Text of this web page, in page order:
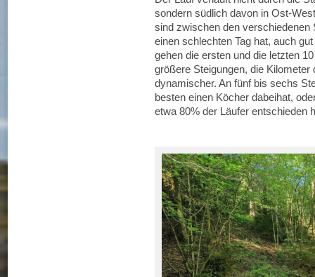
sondern südlich davon in Ost-
sind zwischen den
einen schlechten Tag hat, auch
gehen die ersten und die letzten
größere Steigungen, die
dynamischer. An fünf bis sechs
besten einen Köcher dabeihat,
etwa 80% der Läufer entschieden